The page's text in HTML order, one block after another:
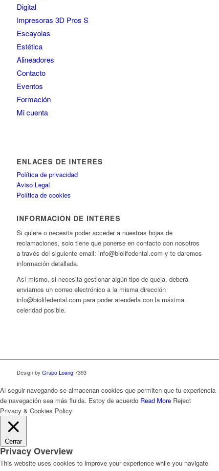
Digital
Impresoras 3D Pros S
Escayolas
Estética
Alineadores
Contacto
Eventos
Formación
Mi cuenta
ENLACES DE INTERÉS
Política de privacidad
Aviso Legal
Política de cookies
INFORMACIÓN DE INTERÉS
Si quiere o necesita poder acceder a nuestras hojas de
reclamaciones, solo tiene que ponerse en contacto con nosotros
a través del siguiente email: info@biolifedental.com y te daremos
información detallada.
Así mismo, si necesita gestionar algún tipo de queja, deberá
enviarnos un correo electrónico a la misma dirección
info@biolifedental.com para poder atenderla con la máxima
celeridad posible.
Design by Grupo Loang7393
Al seguir navegando se almacenan cookies que permiten que tu experiencia
de navegación sea más fluida. Estoy de acuerdo Read More Reject
Privacy & Cookies Policy
Cerrar
Privacy Overview
This website uses cookies to improve your experience while you navigate